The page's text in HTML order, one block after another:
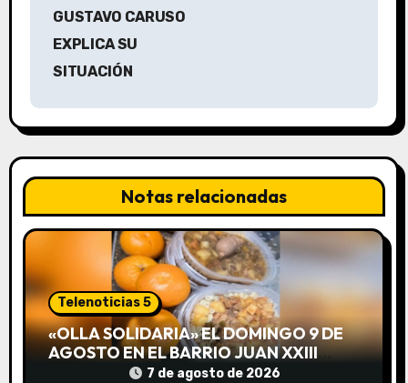
c
i
ó
n
d
e
e
GUSTAVO CARUSO
EXPLICA SU
SITUACIÓN
Notas relacionadas
Telenoticias 5
«OLLA SOLIDARIA» EL DOMINGO 9 DE
AGOSTO EN EL BARRIO JUAN XXIII
DESDE LAS 13 HS7 de agosto de 2026